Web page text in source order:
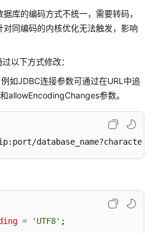
库的编码方式不统一，需要转码，
同编码的内核优化无法触发，影响
以下方式修改：
如JDBC连接参数可通过在URL中追
allowEncodingChanges参数。
= 'UTF8' ;